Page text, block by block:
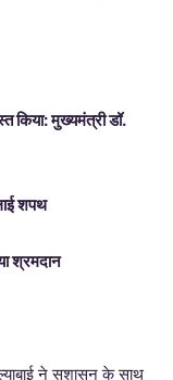
किया: मुख्यमंत्री डॉ.
शपथ
श्रमदान
ने सुशासन के साथ